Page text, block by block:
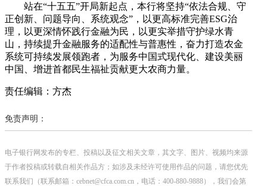
站在“十五五”开局新起点，本行将坚持“依法合规、守
正创新、问题导向、系统观念”，以更高标准完善ESG治
理，以更深情怀践行金融为民，以更实举措守护绿水青
山，持续提升金融服务的适配性与普惠性，奋力打造农金
系统可持续发展领跑者，为服务中国式现代化、建设美丽
中国、增进首都民生福祉贡献更大农商力量。
责任编辑：方杰
免责声明：
电子银行网发布的专栏、投稿以及征文相关文章，其文字、图片、视频均来源
于作者投稿或转载自相关作品方；如涉及未经许可使用作品的问题，请您优先
联系我们（联系邮箱：cebnet@cfca.com.cn，电话：400-880-9888），我们会第